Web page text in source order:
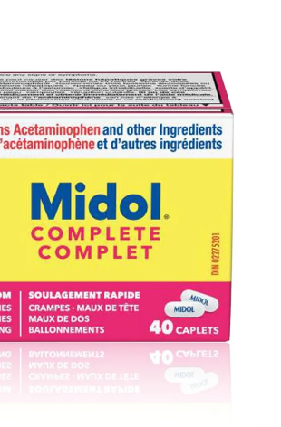
سرم پوست و صورت
شوینده پوست و صورت
ضد آفتاب